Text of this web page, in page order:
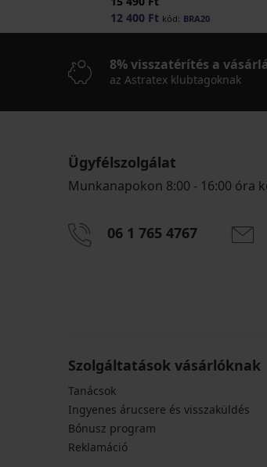
12 400 Ft kód: BRA20
8% visszatérítés a
az Astratex klubtagoknak
Ügyfélszolgálat
Munkanapokon 8:00 - 16:00 óra
06 1 765 4767
Szolgáltatások vásárlóknak
Tanácsok
Ingyenes árucsere és visszaküldés
Bónusz program
Reklamáció